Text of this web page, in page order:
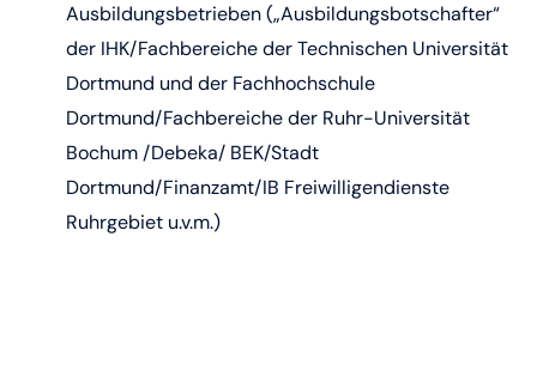
Ausbildungsbetrieben („Ausbildungsbotschafter“
der IHK/Fachbereiche der Technischen Universität
Dortmund und der Fachhochschule
Dortmund/Fachbereiche der Ruhr-Universität
Bochum /Debeka/ BEK/Stadt
Dortmund/Finanzamt/IB Freiwilligendienste
Ruhrgebiet u.v.m.)